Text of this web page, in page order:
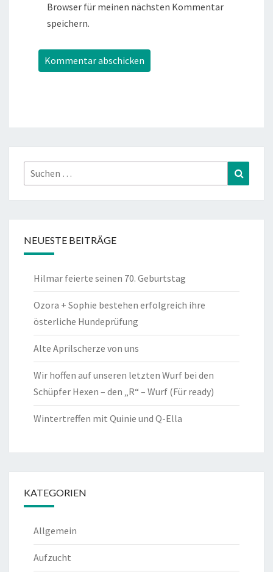
Browser für meinen nächsten Kommentar
speichern.
Suchen
nach:
NEUESTE BEITRÄGE
Hilmar feierte seinen 70. Geburtstag
Ozora + Sophie bestehen erfolgreich ihre
österliche Hundeprüfung
Alte Aprilscherze von uns
Wir hoffen auf unseren letzten Wurf bei den
Schüpfer Hexen – den „R“ – Wurf (Für ready)
Wintertreffen mit Quinie und Q-Ella
KATEGORIEN
Allgemein
Aufzucht